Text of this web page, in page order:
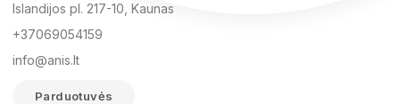
Islandijos pl. 217-10, Kaunas
+37069054159
info@anis.lt
Parduotuvės